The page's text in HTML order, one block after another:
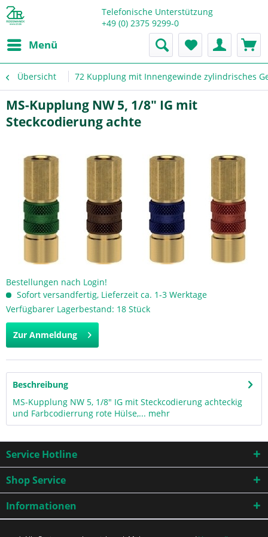
Telefonische Unterstützung
+49 (0) 2375 9299-0
Menü
Übersicht 72 Kupplung mit Innengewinde zylindrisches
MS-Kupplung NW 5, 1/8" IG mit
Steckcodierung achte
Bestellungen nach Login!
Sofort versandfertig, Lieferzeit ca. 1-3 Werktage
Verfügbarer Lagerbestand: 18 Stück
Zur Anmeldung
Beschreibung
MS-Kupplung NW 5, 1/8" IG mit Steckcodierung achteckig
und Farbcodierrung rote Hülse,... mehr
Service Hotline
Shop Service
Informationen